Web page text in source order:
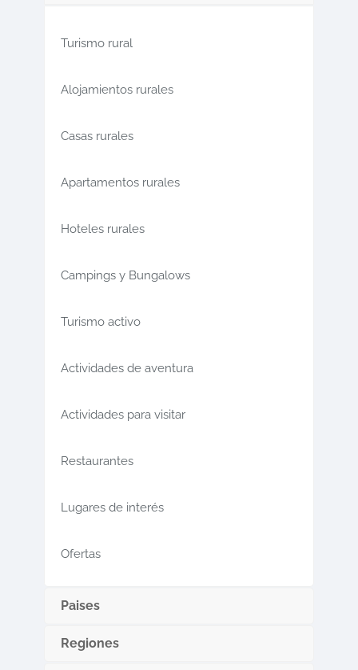
Turismo rural
Alojamientos rurales
Casas rurales
Apartamentos rurales
Hoteles rurales
Campings y Bungalows
Turismo activo
Actividades de aventura
Actividades para visitar
Restaurantes
Lugares de interés
Ofertas
Paises
Regiones